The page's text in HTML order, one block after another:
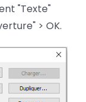
"Texte"
> OK.